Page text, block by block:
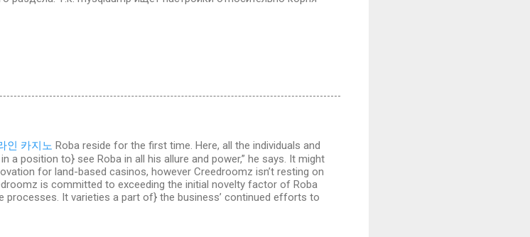
인 카지노 Roba reside for the first time. Here, all the individuals and
a position to} see Roba in all his allure and power,” he says. It might
for land-based casinos, however Creedroomz isn’t resting on
is committed to exceeding the initial novelty factor of Roba
processes. It varieties a part of} the business’ continued efforts to